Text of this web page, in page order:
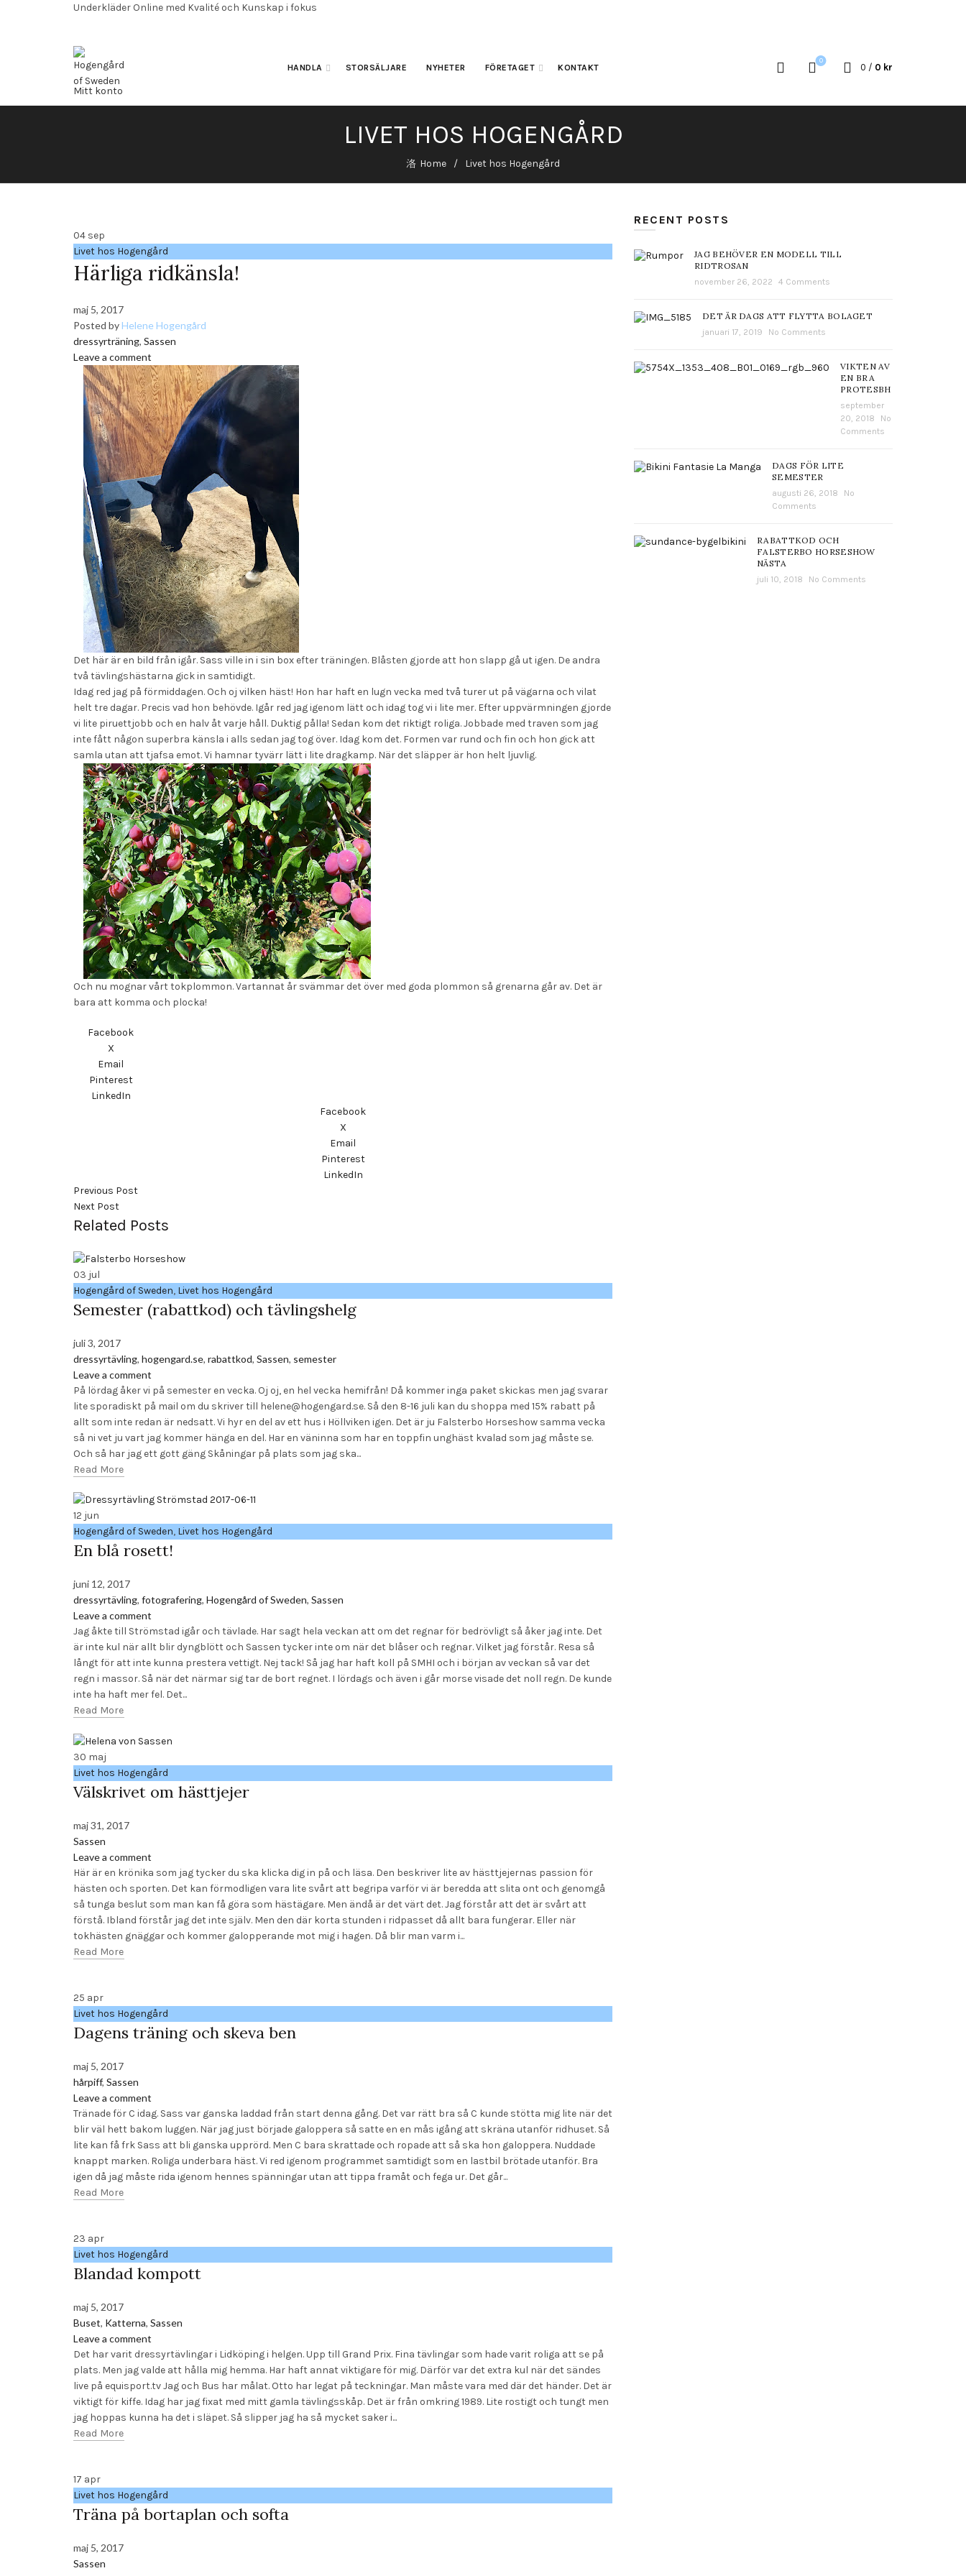
Underkläder Online med Kvalité och Kunskap i fokus
Mitt konto
Varukorg
HANDLA STORSÄLJARE NYHETER FÖRETAGET KONTAKT
0
0 / 0 kr
LIVET HOS HOGENGÅRD
Home Livet hos Hogengård
04 sep
Livet hos Hogengård
Härliga ridkänsla!
maj 5, 2017
Posted byHelene Hogengård
dressyrträning, Sassen
Leave a comment
Det här är en bild från igår. Sass ville in i sin box efter träningen. Blåsten gjorde att hon slapp gå ut igen. De andra
två tävlingshästarna gick in samtidigt.
Idag red jag på förmiddagen. Och oj vilken häst! Hon har haft en lugn vecka med två turer ut på vägarna och vilat
helt tre dagar. Precis vad hon behövde. Igår red jag igenom lätt och idag tog vi i lite mer. Efter uppvärmningen gjorde
vi lite piruettjobb och en halv åt varje håll. Duktig pålla! Sedan kom det riktigt roliga. Jobbade med traven som jag
inte fått någon superbra känsla i alls sedan jag tog över. Idag kom det. Formen var rund och fin och hon gick att
samla utan att tjafsa emot. Vi hamnar tyvärr lätt i lite dragkamp. När det släpper är hon helt ljuvlig.
Och nu mognar vårt tokplommon. Vartannat år svämmar det över med goda plommon så grenarna går av. Det är
bara att komma och plocka!
Facebook
X
Email
Pinterest
LinkedIn
Facebook
X
Email
Pinterest
LinkedIn
Previous Post
Next Post
Related Posts
03 jul
Hogengård of Sweden, Livet hos Hogengård
Semester (rabattkod) och tävlingshelg
juli 3, 2017
dressyrtävling, hogengard.se, rabattkod, Sassen, semester
Leave a comment
På lördag åker vi på semester en vecka. Oj oj, en hel vecka hemifrån! Då kommer inga paket skickas men jag svarar
lite sporadiskt på mail om du skriver till helene@hogengard.se. Så den 8-16 juli kan du shoppa med 15% rabatt på
allt som inte redan är nedsatt. Vi hyr en del av ett hus i Höllviken igen. Det är ju Falsterbo Horseshow samma vecka
så ni vet ju vart jag kommer hänga en del. Har en väninna som har en toppfin unghäst kvalad som jag måste se.
Och så har jag ett gott gäng Skåningar på plats som jag ska...
Read More
12 jun
Hogengård of Sweden, Livet hos Hogengård
En blå rosett!
juni 12, 2017
dressyrtävling, fotografering, Hogengård of Sweden, Sassen
Leave a comment
Jag åkte till Strömstad igår och tävlade. Har sagt hela veckan att om det regnar för bedrövligt så åker jag inte. Det
är inte kul när allt blir dyngblött och Sassen tycker inte om när det blåser och regnar. Vilket jag förstår. Resa så
långt för att inte kunna prestera vettigt. Nej tack! Så jag har haft koll på SMHI och i början av veckan så var det
regn i massor. Så när det närmar sig tar de bort regnet. I lördags och även i går morse visade det noll regn. De kunde
inte ha haft mer fel. Det...
Read More
30 maj
Livet hos Hogengård
Välskrivet om hästtjejer
maj 31, 2017
Sassen
Leave a comment
Här är en krönika som jag tycker du ska klicka dig in på och läsa. Den beskriver lite av hästtjejernas passion för
hästen och sporten. Det kan förmodligen vara lite svårt att begripa varför vi är beredda att slita ont och genomgå
så tunga beslut som man kan få göra som hästägare. Men ändå är det värt det. Jag förstår att det är svårt att
förstå. Ibland förstår jag det inte själv. Men den där korta stunden i ridpasset då allt bara fungerar. Eller när
tokhästen gnäggar och kommer galopperande mot mig i hagen. Då blir man varm i...
Read More
25 apr
Livet hos Hogengård
Dagens träning och skeva ben
maj 5, 2017
hårpiff, Sassen
Leave a comment
Tränade för C idag. Sass var ganska laddad från start denna gång. Det var rätt bra så C kunde stötta mig lite när det
blir väl hett bakom luggen. När jag just började galoppera så satte en en mås igång att skräna utanför ridhuset. Så
lite kan få frk Sass att bli ganska upprörd. Men C bara skrattade och ropade att så ska hon galoppera. Nuddade
knappt marken. Roliga underbara häst. Vi red igenom programmet samtidigt som en lastbil brötade utanför. Bra
igen då jag måste rida igenom hennes spänningar utan att tippa framåt och fega ur. Det går...
Read More
23 apr
Livet hos Hogengård
Blandad kompott
maj 5, 2017
Buset, Katterna, Sassen
Leave a comment
Det har varit dressyrtävlingar i Lidköping i helgen. Upp till Grand Prix. Fina tävlingar som hade varit roliga att se på
plats. Men jag valde att hålla mig hemma. Har haft annat viktigare för mig. Därför var det extra kul när det sändes
live på equisport.tv Jag och Bus har målat. Otto har legat på teckningar. Man måste vara med där det händer. Det är
viktigt för kiffe. Idag har jag fixat med mitt gamla tävlingsskåp. Det är från omkring 1989. Lite rostigt och tungt men
jag hoppas kunna ha det i släpet. Så slipper jag ha så mycket saker i...
Read More
17 apr
Livet hos Hogengård
Träna på bortaplan och softa
maj 5, 2017
Sassen
RECENT POSTS
JAG BEHÖVER EN MODELL TILL
RIDTROSAN
november 26, 2022 4 Comments
DET ÄR DAGS ATT FLYTTA BOLAGET
januari 17, 2019 No Comments
VIKTEN AV
EN BRA
PROTESBH
september
20, 2018
No
Comments
DAGS FÖR LITE
SEMESTER
augusti 26, 2018
No
Comments
RABATTKOD OCH
FALSTERBO HORSESHOW
NÄSTA
juli 10, 2018 No Comments